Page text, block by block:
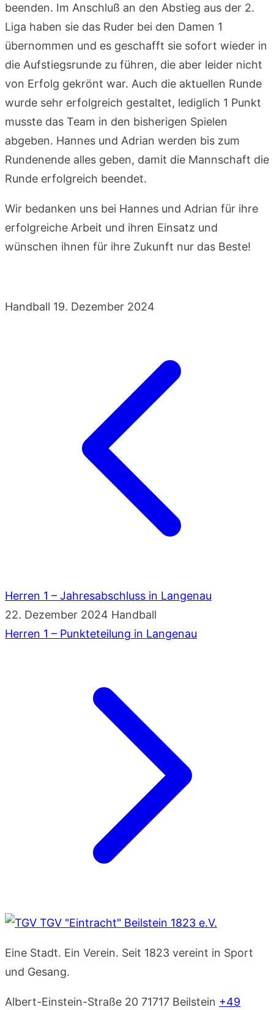
beenden. Im Anschluß an den Abstieg aus der 2.
Liga haben sie das Ruder bei den Damen 1
übernommen und es geschafft sie sofort wieder in
die Aufstiegsrunde zu führen, die aber leider nicht
von Erfolg gekrönt war. Auch die aktuellen Runde
wurde sehr erfolgreich gestaltet, lediglich 1 Punkt
musste das Team in den bisherigen Spielen
abgeben. Hannes und Adrian werden bis zum
Rundenende alles geben, damit die Mannschaft die
Runde erfolgreich beendet.
Wir bedanken uns bei Hannes und Adrian für ihre
erfolgreiche Arbeit und ihren Einsatz und
wünschen ihnen für ihre Zukunft nur das Beste!
Handball 19. Dezember 2024
Herren 1 – Jahresabschluss in Langenau
22. Dezember 2024 Handball
Herren 1 – Punkteteilung in Langenau
TGV "Eintracht" Beilstein 1823 e.V.
Eine Stadt. Ein Verein. Seit 1823 vereint in Sport
und Gesang.
Albert-Einstein-Straße 20 71717 Beilstein +49